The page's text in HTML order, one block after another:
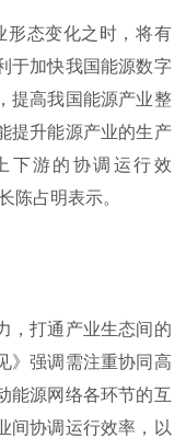
态变化之时，将有
于加快我国能源数字
提高我国能源产业整
提升能源产业的生产
下游的协调运行效
陈占明表示。
打通产业生态间的
》强调需注重协同高
能源网络各环节的互
间协调运行效率，以